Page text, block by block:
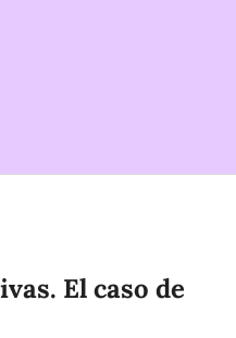
El caso de